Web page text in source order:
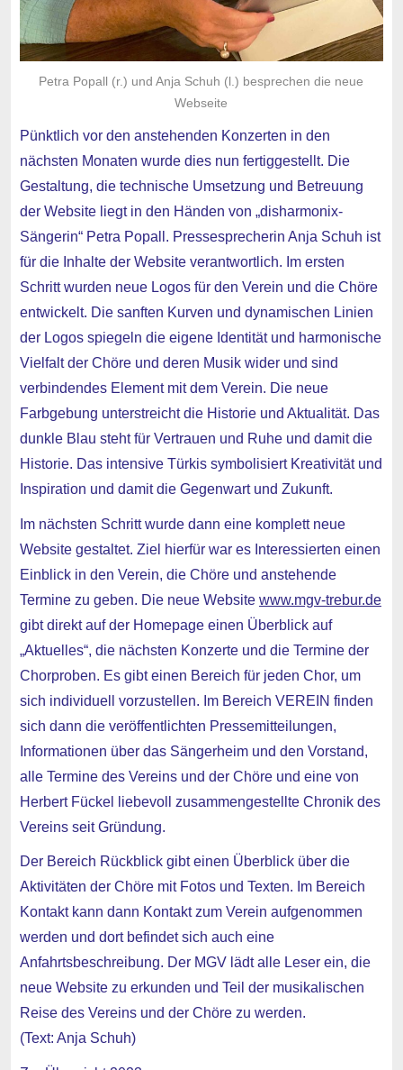
Petra Popall (r.) und Anja Schuh (l.) besprechen die neue
Webseite
Pünktlich vor den anstehenden Konzerten in den
nächsten Monaten wurde dies nun fertiggestellt. Die
Gestaltung, die technische Umsetzung und Betreuung
der Website liegt in den Händen von „disharmonix-
Sängerin“ Petra Popall. Pressesprecherin Anja Schuh ist
für die Inhalte der Website verantwortlich. Im ersten
Schritt wurden neue Logos für den Verein und die Chöre
entwickelt. Die sanften Kurven und dynamischen Linien
der Logos spiegeln die eigene Identität und harmonische
Vielfalt der Chöre und deren Musik wider und sind
verbindendes Element mit dem Verein. Die neue
Farbgebung unterstreicht die Historie und Aktualität. Das
dunkle Blau steht für Vertrauen und Ruhe und damit die
Historie. Das intensive Türkis symbolisiert Kreativität und
Inspiration und damit die Gegenwart und Zukunft.
Im nächsten Schritt wurde dann eine komplett neue
Website gestaltet. Ziel hierfür war es Interessierten einen
Einblick in den Verein, die Chöre und anstehende
Termine zu geben. Die neue Website www.mgv-trebur.de
gibt direkt auf der Homepage einen Überblick auf
„Aktuelles“, die nächsten Konzerte und die Termine der
Chorproben. Es gibt einen Bereich für jeden Chor, um
sich individuell vorzustellen. Im Bereich VEREIN finden
sich dann die veröffentlichten Pressemitteilungen,
Informationen über das Sängerheim und den Vorstand,
alle Termine des Vereins und der Chöre und eine von
Herbert Fückel liebevoll zusammengestellte Chronik des
Vereins seit Gründung.
Der Bereich Rückblick gibt einen Überblick über die
Aktivitäten der Chöre mit Fotos und Texten. Im Bereich
Kontakt kann dann Kontakt zum Verein aufgenommen
werden und dort befindet sich auch eine
Anfahrtsbeschreibung. Der MGV lädt alle Leser ein, die
neue Website zu erkunden und Teil der musikalischen
Reise des Vereins und der Chöre zu werden.
(Text: Anja Schuh)